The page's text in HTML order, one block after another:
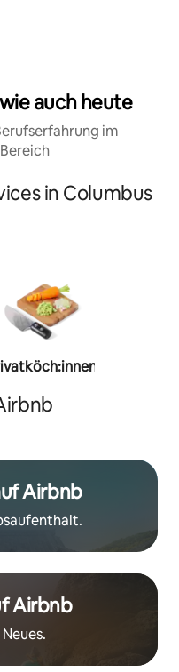
auch heute
im
in Columbus
Airbnb
Airbnb